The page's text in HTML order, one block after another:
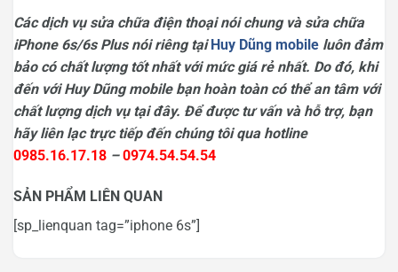
Các dịch vụ sửa chữa điện thoại nói chung và sửa chữa
iPhone 6s/6s Plus nói riêng tại Huy Dũng mobile luôn đảm
bảo có chất lượng tốt nhất với mức giá rẻ nhất. Do đó, khi
đến với Huy Dũng mobile bạn hoàn toàn có thể an tâm với
chất lượng dịch vụ tại đây. Để được tư vấn và hỗ trợ, bạn
hãy liên lạc trực tiếp đến chúng tôi qua hotline
0985.16.17.18 –0974.54.54.54
SẢN PHẨM LIÊN QUAN
[sp_lienquan tag=”iphone 6s”]